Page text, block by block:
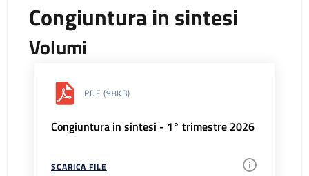
Congiuntura in sintesi
Volumi
PDF (98KB)
Congiuntura in sintesi - 1° trimestre 2026
SCARICA FILE